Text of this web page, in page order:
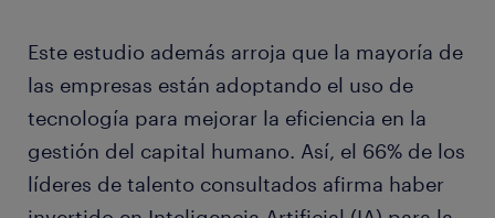
Este estudio además arroja que la mayoría de
las empresas están adoptando el uso de
tecnología para mejorar la eficiencia en la
gestión del capital humano. Así, el 66% de los
líderes de talento consultados afirma haber